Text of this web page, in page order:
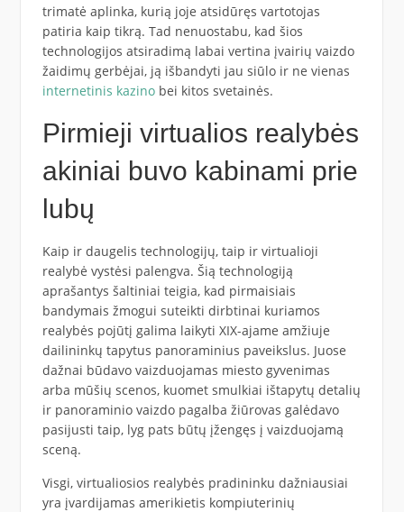
trimatė aplinka, kurią joje atsidūręs vartotojas
patiria kaip tikrą. Tad nenuostabu, kad šios
technologijos atsiradimą labai vertina įvairių vaizdo
žaidimų gerbėjai, ją išbandyti jau siūlo ir ne vienas
internetinis kazinobei kitos svetainės.
Pirmieji virtualios realybės
akiniai buvo kabinami prie
lubų
Kaip ir daugelis technologijų, taip ir virtualioji
realybė vystėsi palengva. Šią technologiją
aprašantys šaltiniai teigia, kad pirmaisiais
bandymais žmogui suteikti dirbtinai kuriamos
realybės pojūtį galima laikyti XIX-ajame amžiuje
dailininkų tapytus panoraminius paveikslus. Juose
dažnai būdavo vaizduojamas miesto gyvenimas
arba mūšių scenos, kuomet smulkiai ištapytų detalių
ir panoraminio vaizdo pagalba žiūrovas galėdavo
pasijusti taip, lyg pats būtų įžengęs į vaizduojamą
sceną.
Visgi, virtualiosios realybės pradininku dažniausiai
yra įvardijamas amerikietis kompiuterinių